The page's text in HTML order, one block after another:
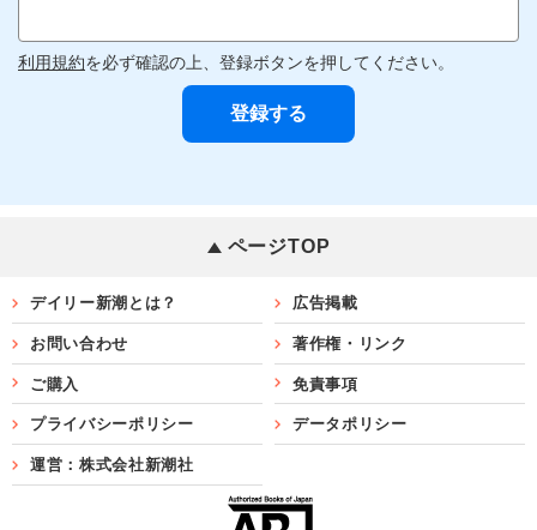
利用規約を必ず確認の上、登録ボタンを押してください。
ページTOP
デイリー新潮とは？ 広告掲載
お問い合わせ 著作権・リンク
ご購入 免責事項
プライバシーポリシー データポリシー
運営：株式会社新潮社